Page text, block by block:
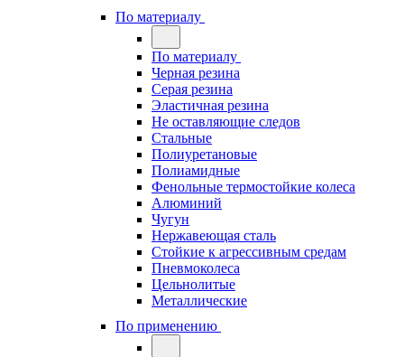
По материалу
По материалу
Черная резина
Серая резина
Эластичная резина
Не оставляющие следов
Стальные
Полиуретановые
Полиамидные
Фенольные термостойкие колеса
Алюминий
Чугун
Нержавеющая сталь
Стойкие к агрессивным средам
Пневмоколеса
Цельнолитые
Металлические
По применению